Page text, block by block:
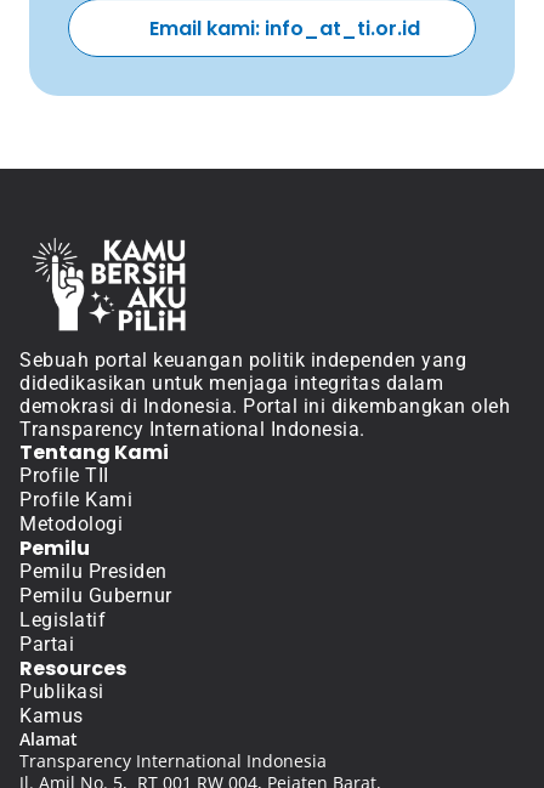
Email kami: info_at_ti.or.id
Sebuah portal keuangan politik independen yang
didedikasikan untuk menjaga integritas dalam
demokrasi di Indonesia. Portal ini dikembangkan oleh
Transparency International Indonesia.
Tentang Kami
Profile TII
Profile Kami
Metodologi
Pemilu
Pemilu Presiden
Pemilu Gubernur
Legislatif
Partai
Resources
Publikasi
Kamus
Alamat
Transparency International Indonesia
Jl. Amil No. 5,  RT 001 RW 004, Pejaten Barat,